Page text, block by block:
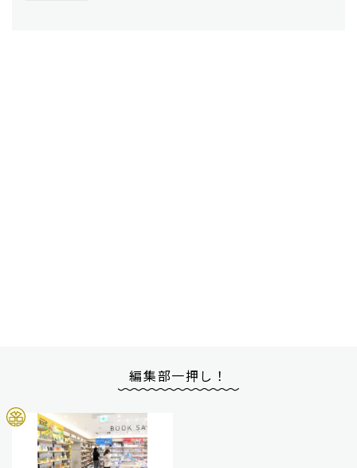
編集部一押し！